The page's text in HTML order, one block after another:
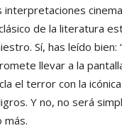
interpretaciones
de la literatura
Sí, has leído bien:
llevar a la
el terror con la
Y no, no será
más.